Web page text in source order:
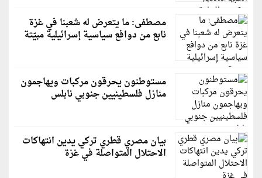
مصطفى: ما يتعرض له شعبنا في غزة
نابع من دوافع سياسية إسرائيلية مبيّتة
مستوطنون يحرقون مركبات ويهاجمون
منازل فلسطينيين جنوبي نابلس
بيان مصري قطري تركي يدين انتهاكات
الاحتلال المتواصلة في غزة